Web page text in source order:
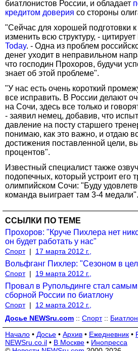
биатлонистов России, и обладает
кредитом доверия со стороны
"Сейчас для хорошей подготовки
изменить всю структуру, -
Today. - Одна из проблем
денег уходит в неправильном
что господин Прохоров, будучи
знает об этой проблеме".
"У нас есть очень короткий
все исправить. В России делают
на Сочи, здесь все только и
- заявил немец, добавив, что
давление на посту старшего
понимаю, как это важно, и отдаю
достижения поставленной цели,
процентов".
Известный специалист также
подопечных, который устроит его
олимпийском Сочи: "Буду
команда выиграет там 3-4 медали".
ССЫЛКИ ПО ТЕМЕ
Прохоров: "Круче Пихлера нет
он будет работать у нас"
Спорт | 17 марта 2012 г.,
Вольфганг Пихлер: "Сезоном в
Спорт | 19 марта 2012 г.,
Провал в Рупольдинге стал
сборной России по биатлону
Спорт |
12 марта 2012 г.,
Досье NEWSru.com :: Спорт:: Биатлон
Начало • Досье • Архив • Ежедневник •
NEWSru.co.il • В Москве • Инопресса